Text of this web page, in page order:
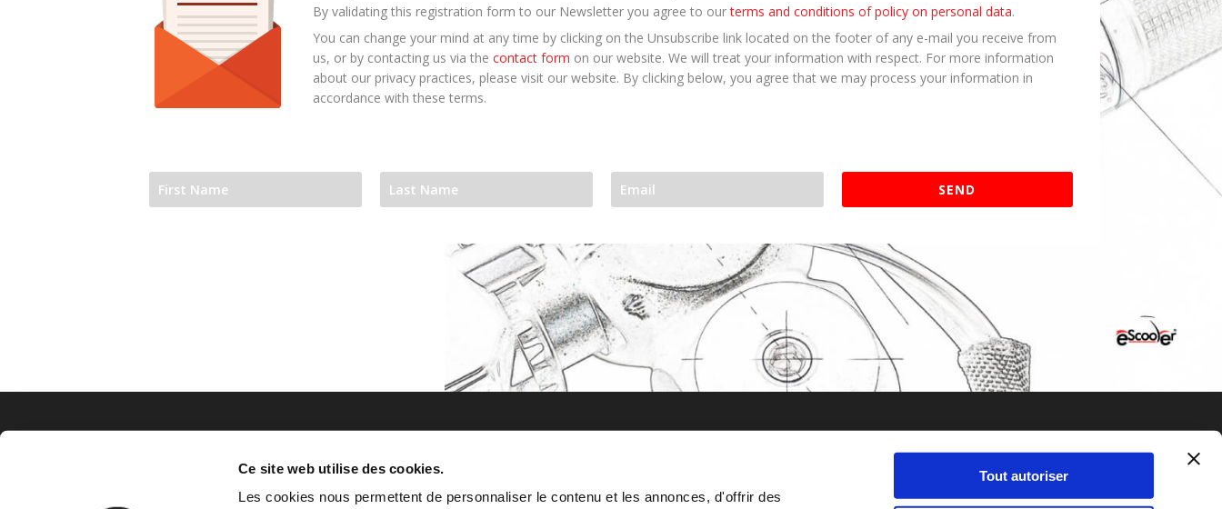
Ce site web utilise des cookies.
Les cookies nous permettent de personnaliser le contenu et les annonces, d'offrir des
Tout autoriser
By validating this registration form to our Newsletter you agree to ourterms and conditions of policy on personal data.
You can change your mind at any time by clicking on the Unsubscribe link located on the footer of any e-mail you receive from
us, or by contacting us via thecontact form on our website. We will treat your information with respect. For more information
about our privacy practices, please visit our website. By clicking below, you agree that we may process your information in
accordance with these terms.
SEND
Nous acceptons aussi Follow UsShare